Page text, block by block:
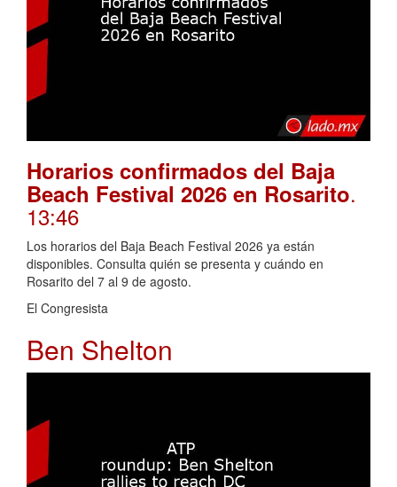
Horarios confirmados del Baja
Beach Festival 2026 en Rosarito.
13:46
Los horarios del Baja Beach Festival 2026 ya están
disponibles. Consulta quién se presenta y cuándo en
Rosarito del 7 al 9 de agosto.
El Congresista
Ben Shelton